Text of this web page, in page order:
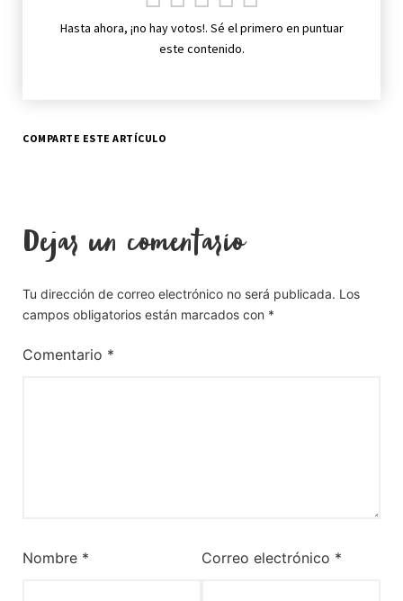
Hasta ahora, ¡no hay votos!. Sé el primero en puntuar
este contenido.
COMPARTE ESTE ARTÍCULO
Dejar un comentario
Tu dirección de correo electrónico no será publicada. Los
campos obligatorios están marcados con *
Comentario *
Nombre * Correo electrónico *